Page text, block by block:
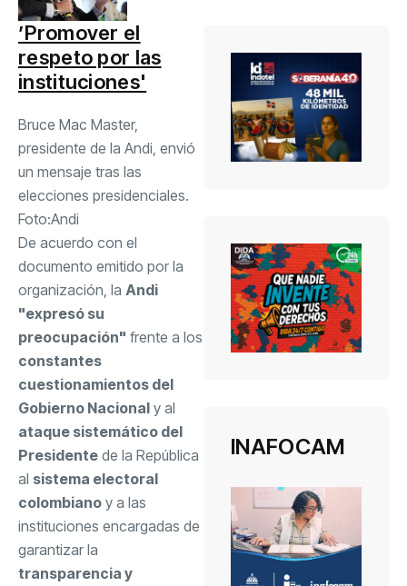
’Promover el
respeto por las
instituciones'
Bruce Mac Master,
presidente de la Andi, envió
un mensaje tras las
elecciones presidenciales.
Foto:Andi
De acuerdo con el
documento emitido por la
organización, la Andi
"expresó su
preocupación" frente a los
constantes
cuestionamientos del
Gobierno Nacional y al
ataque sistemático del
Presidente de la República
al sistema electoral
colombiano y a las
instituciones encargadas de
garantizar la
transparencia y
INAFOCAM